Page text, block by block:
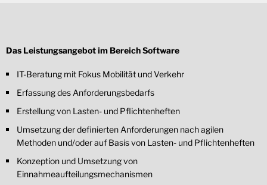
Das Leistungsangebot im Bereich Software
IT-Beratung mit Fokus Mobilität und Verkehr
Erfassung des Anforderungsbedarfs
Erstellung von Lasten- und Pflichtenheften
Umsetzung der definierten Anforderungen nach agilen
Methoden und/oder auf Basis von Lasten- und Pflichtenheften
Konzeption und Umsetzung von
Einnahmeaufteilungsmechanismen